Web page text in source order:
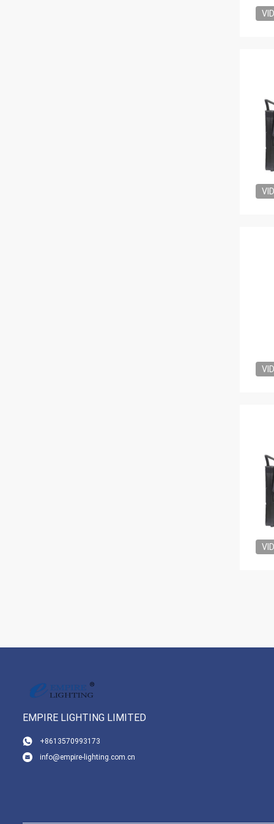
EMPIRE LIGHTING LIMITED
+8613570993173
info@empire-lighting.com.cn